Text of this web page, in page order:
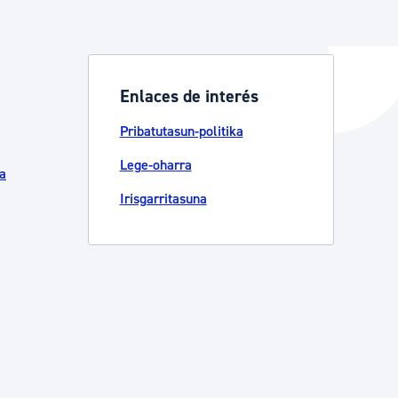
eta bizikidetza
Enlaces de interés
Pribatutasun-politika
Lege-oharra
Irisgarritasuna